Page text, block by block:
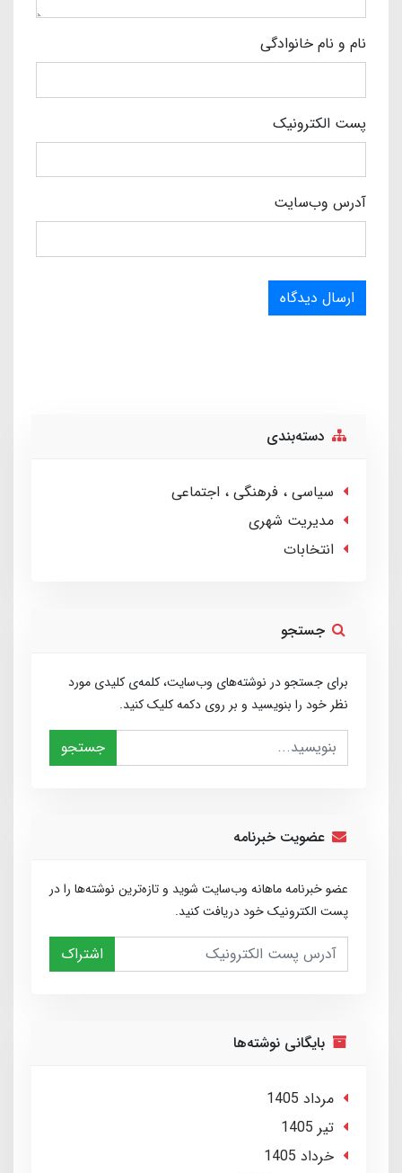
نام و نام خانوادگی
پست الکترونیک
آدرس وب‌سایت
ارسال دیدگاه
دسته‌بندی
سیاسی ، فرهنگی ، اجتماعی
مدیریت شهری
انتخابات
جستجو
برای جستجو در نوشته‌های وب‌سایت، کلمه‌ی کلیدی مورد
نظر خود را بنویسید و بر روی دکمه کلیک کنید.
جستجو
عضویت خبرنامه
عضو خبرنامه ماهانه وب‌سایت شوید و تازه‌ترین نوشته‌ها را در
پست الکترونیک خود دریافت کنید.
اشتراک
بایگانی نوشته‌ها
مرداد 1405
تير 1405
خرداد 1405